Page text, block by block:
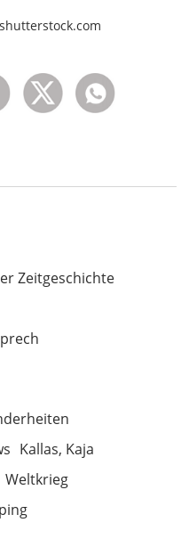
Zeitgeschichte
Kallas, Kaja
Weltkrieg